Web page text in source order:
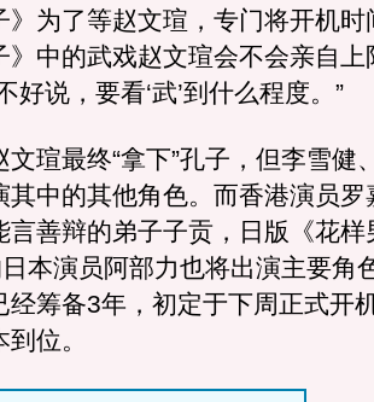
》为了等赵文瑄，专门将开机时
》中的武戏赵文瑄会不会亲自
好说，要看‘武’到什么程度。”
最终“拿下”孔子，但李雪健
其中的其他角色。而香港演员罗
言善辩的弟子子贡，日版《花样
日本演员阿部力也将出演主要角
经筹备3年，初定于下周正式开
位。